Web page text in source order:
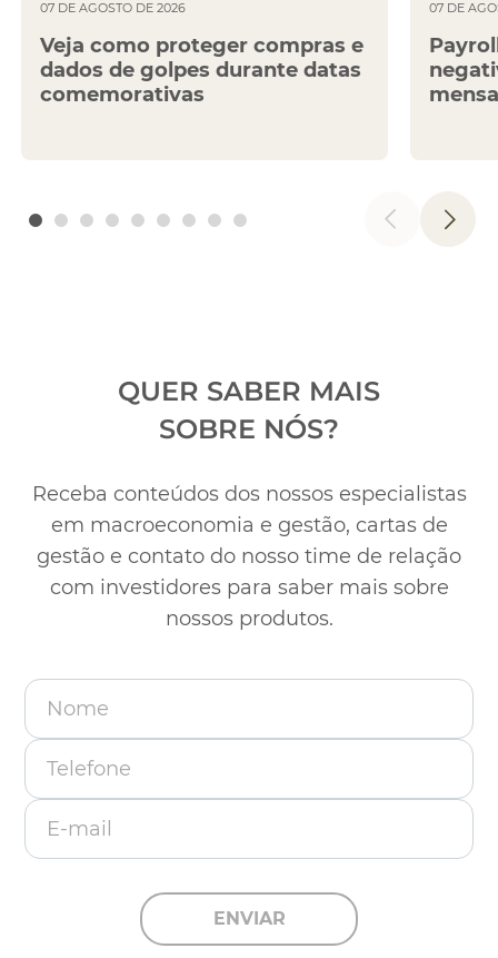
07 DE AGOSTO DE 2026
Veja como proteger compras e
dados de golpes durante datas
comemorativas
07 DE
QUER SABER MAIS
SOBRE NÓS?
Receba conteúdos dos nossos especialistas
em macroeconomia e gestão, cartas de
gestão e contato do nosso time de relação
com investidores para saber mais sobre
nossos produtos.
Nome
Telefone
E-mail
ENVIAR